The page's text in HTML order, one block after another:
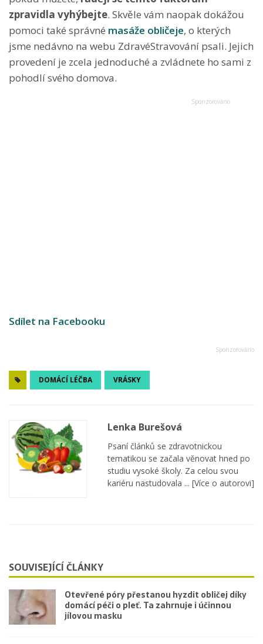
zpravidla vyhýbejte. Skvěle vám naopak dokážou
pomoci také správné masáže obličeje, o kterých
jsme nedávno na webu ZdravéStravování psali. Jejich
provedení je zcela jednoduché a zvládnete ho sami z
pohodlí svého domova.
Sdílet na Facebooku
DOMÁCÍ LÉČBA VRÁSKY
Lenka Burešová
Psaní článků se zdravotnickou
tematikou se začala věnovat hned po
studiu vysoké školy. Za celou svou
kariéru nastudovala ... [Více o autorovi]
SOUVISEJÍCÍ ČLÁNKY
Otevřené póry přestanou hyzdit obličej díky
domácí péči o pleť. Ta zahrnuje i účinnou
jílovou masku